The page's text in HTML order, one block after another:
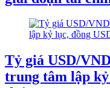
Tỷ giá USD/
trung tâm lập